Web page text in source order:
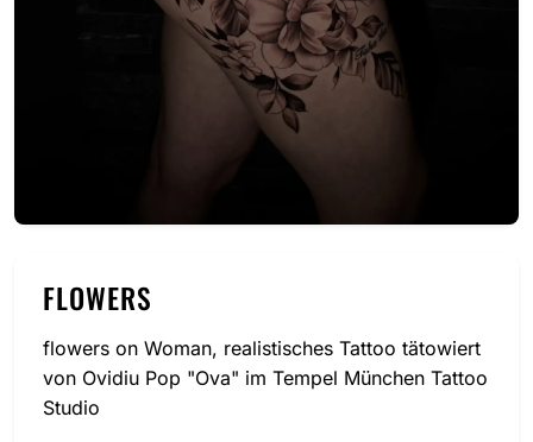
FLOWERS
flowers on Woman, realistisches Tattoo tätowiert
von Ovidiu Pop "Ova" im Tempel München Tattoo
Studio